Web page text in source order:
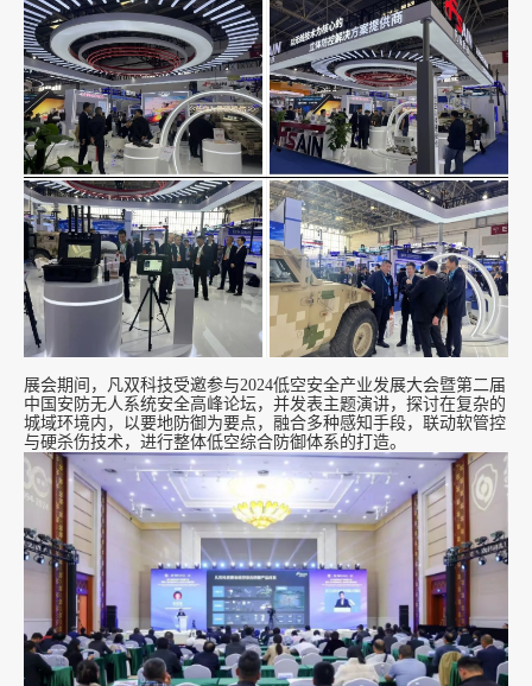
展会期间，凡双科技受邀参与2024低空安全产业发展大会暨第二届
中国安防无人系统安全高峰论坛，并发表主题演讲，探讨在复杂的
城域环境内，以要地防御为要点，融合多种感知手段，联动软管控
与硬杀伤技术，进行整体低空综合防御体系的打造。